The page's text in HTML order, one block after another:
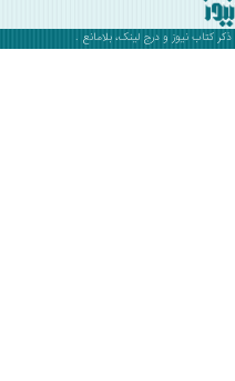
و درج لینک، بلامانع .